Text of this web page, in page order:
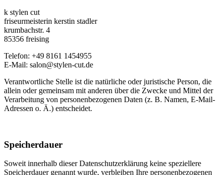
k stylen cut
friseurmeisterin kerstin stadler
krumbachstr. 4
85356 freising
Telefon: +49 8161 1454955
E-Mail: salon@stylen-cut.de
Verantwortliche Stelle ist die natürliche oder juristische Person, die
allein oder gemeinsam mit anderen über die Zwecke und Mittel der
Verarbeitung von personenbezogenen Daten (z. B. Namen, E-Mail-
Adressen o. Ä.) entscheidet.
Speicherdauer
Soweit innerhalb dieser Datenschutzerklärung keine speziellere
Speicherdauer genannt wurde, verbleiben Ihre personenbezogenen